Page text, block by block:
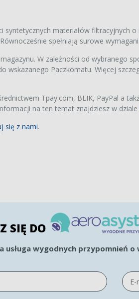
materiałów filtracyjnych
spełniają surowe
W zależności od wybranego
wskazanego Paczkomatu. Więcej
Tpay.com, BLIK, PayPal a
na ten temat znajdziesz w dziale
się z nami.
SIĘ DO
usługa wygodnych przypomnień